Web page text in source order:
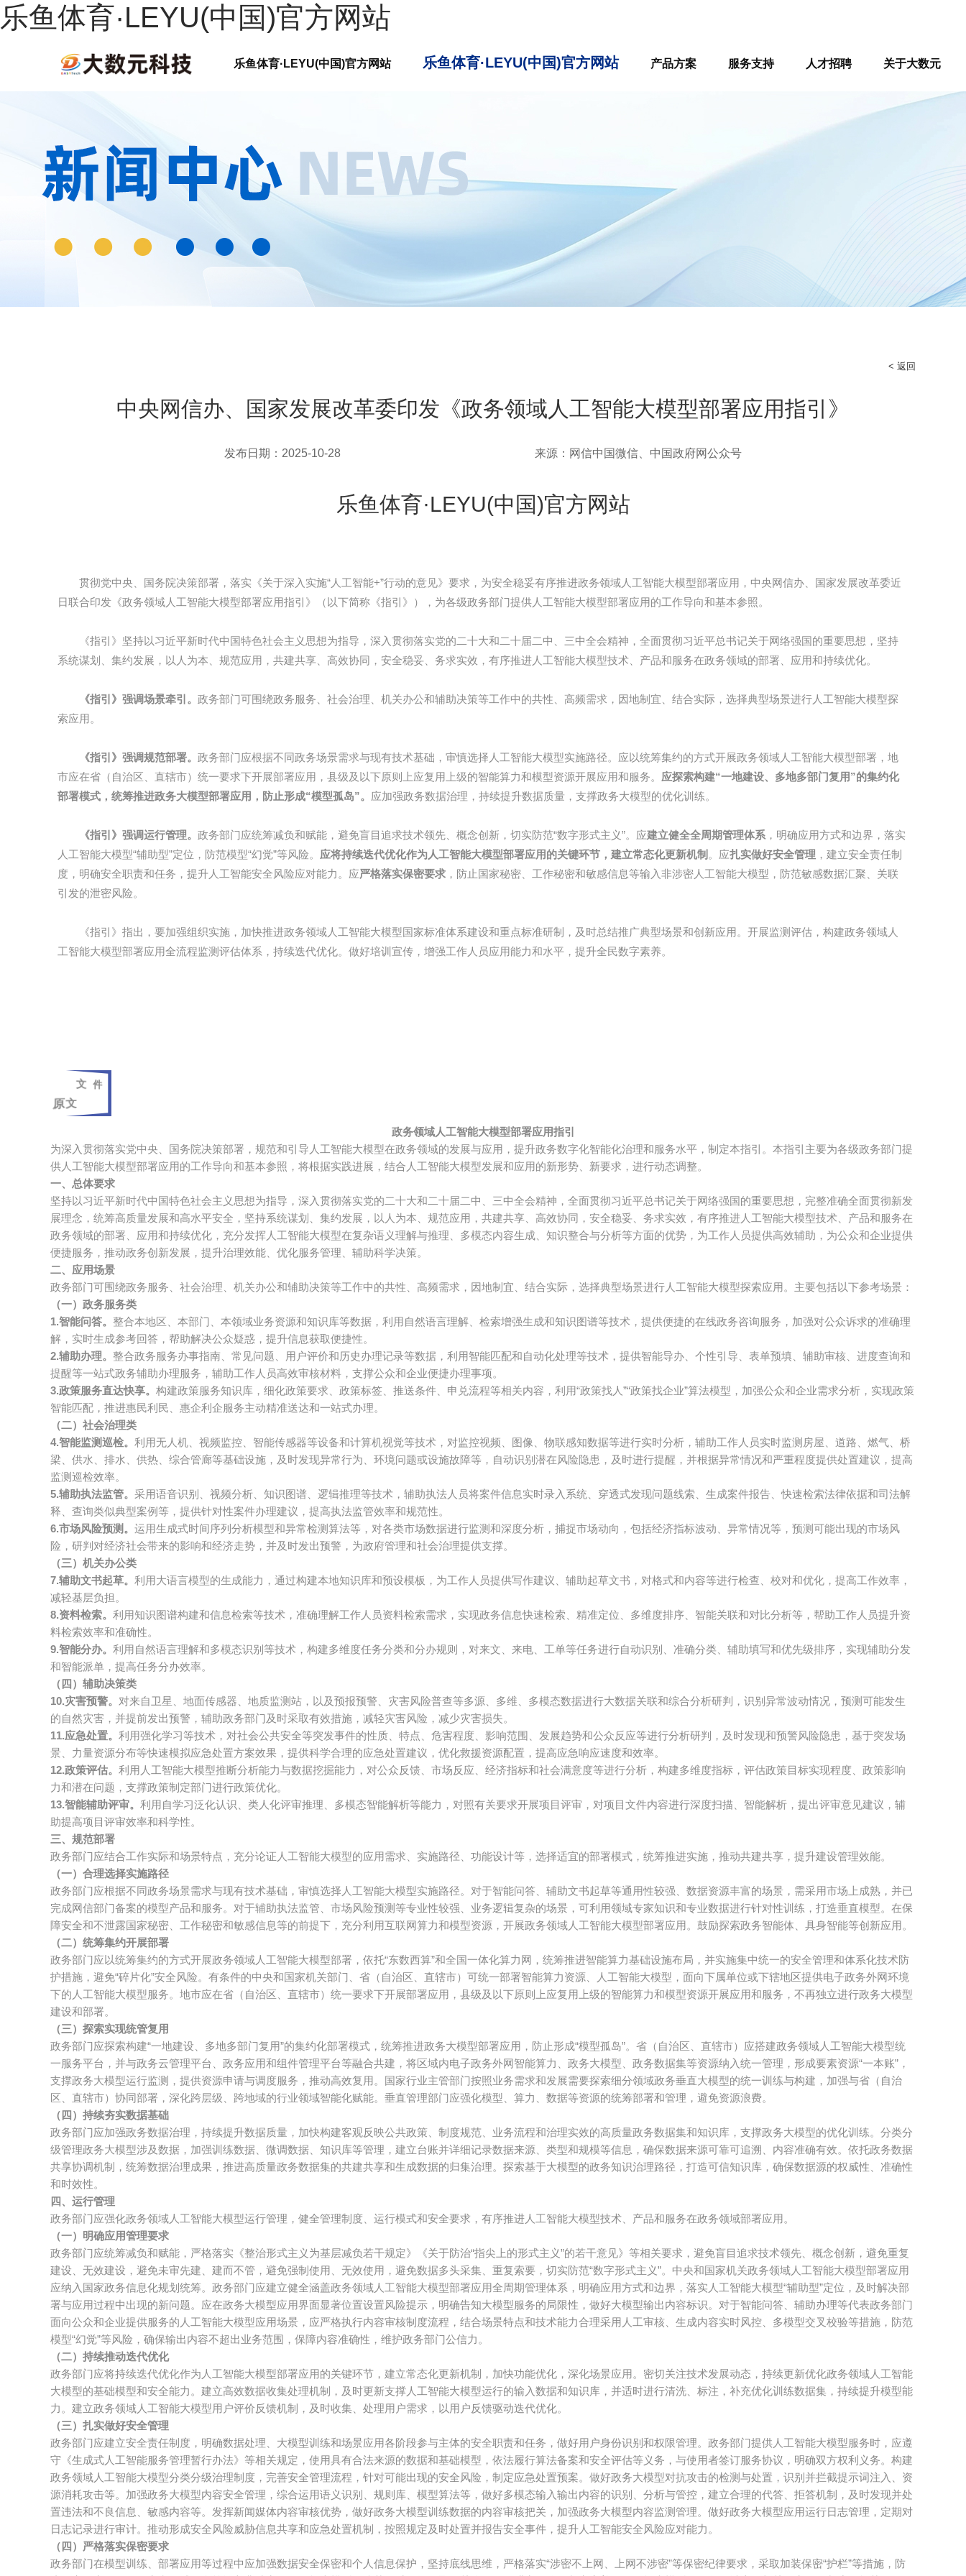
乐鱼体育·LEYU(中国)官方网站
乐鱼体育·LEYU(中国)官方网站 乐鱼体育·LEYU(中国)官方网站 产品方案 服务支持 人才招聘 关于大数元
< 返回
中央网信办、国家发展改革委印发《政务领域人工智能大模型部署应用指引》
发布日期：2025-10-28 来源：网信中国微信、中国政府网公众号
乐鱼体育·LEYU(中国)官方网站
贯彻党中央、国务院决策部署，落实《关于深入实施“人工智能+”行动的意见》要求，为安全稳妥有序推进政务领域人工智能大模型部署应用，中央网信办、国家发展改革委近
日联合印发《政务领域人工智能大模型部署应用指引》（以下简称《指引》），为各级政务部门提供人工智能大模型部署应用的工作导向和基本参照。
《指引》坚持以习近平新时代中国特色社会主义思想为指导，深入贯彻落实党的二十大和二十届二中、三中全会精神，全面贯彻习近平总书记关于网络强国的重要思想，坚持
系统谋划、集约发展，以人为本、规范应用，共建共享、高效协同，安全稳妥、务求实效，有序推进人工智能大模型技术、产品和服务在政务领域的部署、应用和持续优化。
《指引》强调场景牵引。 政务部门可围绕政务服务、社会治理、机关办公和辅助决策等工作中的共性、高频需求，因地制宜、结合实际，选择典型场景进行人工智能大模型探
索应用。
《指引》强调规范部署。 政务部门应根据不同政务场景需求与现有技术基础，审慎选择人工智能大模型实施路径。应以统筹集约的方式开展政务领域人工智能大模型部署，地
市应在省（自治区、直辖市）统一要求下开展部署应用，县级及以下原则上应复用上级的智能算力和模型资源开展应用和服务。 应探索构建“一地建设、多地多部门复用”的集约化
部署模式，统筹推进政务大模型部署应用，防止形成“模型孤岛”。 应加强政务数据治理，持续提升数据质量，支撑政务大模型的优化训练。
《指引》强调运行管理。 政务部门应统筹减负和赋能，避免盲目追求技术领先、概念创新，切实防范“数字形式主义”。应建立健全全周期管理体系 ，明确应用方式和边界，落实
人工智能大模型“辅助型”定位，防范模型“幻觉”等风险。 应将持续迭代优化作为人工智能大模型部署应用的关键环节，建立常态化更新机制 。应扎实做好安全管理 ，建立安全责任制
度，明确安全职责和任务，提升人工智能安全风险应对能力。应严格落实保密要求 ，防止国家秘密、工作秘密和敏感信息等输入非涉密人工智能大模型，防范敏感数据汇聚、关联
引发的泄密风险。
《指引》指出，要加强组织实施，加快推进政务领域人工智能大模型国家标准体系建设和重点标准研制，及时总结推广典型场景和创新应用。开展监测评估，构建政务领域人
工智能大模型部署应用全流程监测评估体系，持续迭代优化。做好培训宣传，增强工作人员应用能力和水平，提升全民数字素养。
文件
原文
政务领域人工智能大模型部署应用指引
为深入贯彻落实党中央、国务院决策部署，规范和引导人工智能大模型在政务领域的发展与应用，提升政务数字化智能化治理和服务水平，制定本指引。本指引主要为各级政务部门提
供人工智能大模型部署应用的工作导向和基本参照，将根据实践进展，结合人工智能大模型发展和应用的新形势、新要求，进行动态调整。
一、总体要求
坚持以习近平新时代中国特色社会主义思想为指导，深入贯彻落实党的二十大和二十届二中、三中全会精神，全面贯彻习近平总书记关于网络强国的重要思想，完整准确全面贯彻新发
展理念，统筹高质量发展和高水平安全，坚持系统谋划、集约发展，以人为本、规范应用，共建共享、高效协同，安全稳妥、务求实效，有序推进人工智能大模型技术、产品和服务在
政务领域的部署、应用和持续优化，充分发挥人工智能大模型在复杂语义理解与推理、多模态内容生成、知识整合与分析等方面的优势，为工作人员提供高效辅助，为公众和企业提供
便捷服务，推动政务创新发展，提升治理效能、优化服务管理、辅助科学决策。
二、应用场景
政务部门可围绕政务服务、社会治理、机关办公和辅助决策等工作中的共性、高频需求，因地制宜、结合实际，选择典型场景进行人工智能大模型探索应用。主要包括以下参考场景：
（一）政务服务类
1.智能问答。 整合本地区、本部门、本领域业务资源和知识库等数据，利用自然语言理解、检索增强生成和知识图谱等技术，提供便捷的在线政务咨询服务，加强对公众诉求的准确理
解，实时生成参考回答，帮助解决公众疑惑，提升信息获取便捷性。
2.辅助办理。 整合政务服务办事指南、常见问题、用户评价和历史办理记录等数据，利用智能匹配和自动化处理等技术，提供智能导办、个性引导、表单预填、辅助审核、进度查询和
提醒等一站式政务辅助办理服务，辅助工作人员高效审核材料，支撑公众和企业便捷办理事项。
3.政策服务直达快享。 构建政策服务知识库，细化政策要求、政策标签、推送条件、申兑流程等相关内容，利用“政策找人”“政策找企业”算法模型，加强公众和企业需求分析，实现政策
智能匹配，推进惠民利民、惠企利企服务主动精准送达和一站式办理。
（二）社会治理类
4.智能监测巡检。 利用无人机、视频监控、智能传感器等设备和计算机视觉等技术，对监控视频、图像、物联感知数据等进行实时分析，辅助工作人员实时监测房屋、道路、燃气、桥
梁、供水、排水、供热、综合管廊等基础设施，及时发现异常行为、环境问题或设施故障等，自动识别潜在风险隐患，及时进行提醒，并根据异常情况和严重程度提供处置建议，提高
监测巡检效率。
5.辅助执法监管。 采用语音识别、视频分析、知识图谱、逻辑推理等技术，辅助执法人员将案件信息实时录入系统、穿透式发现问题线索、生成案件报告、快速检索法律依据和司法解
释、查询类似典型案例等，提供针对性案件办理建议，提高执法监管效率和规范性。
6.市场风险预测。 运用生成式时间序列分析模型和异常检测算法等，对各类市场数据进行监测和深度分析，捕捉市场动向，包括经济指标波动、异常情况等，预测可能出现的市场风
险，研判对经济社会带来的影响和经济走势，并及时发出预警，为政府管理和社会治理提供支撑。
（三）机关办公类
7.辅助文书起草。 利用大语言模型的生成能力，通过构建本地知识库和预设模板，为工作人员提供写作建议、辅助起草文书，对格式和内容等进行检查、校对和优化，提高工作效率，
减轻基层负担。
8.资料检索。 利用知识图谱构建和信息检索等技术，准确理解工作人员资料检索需求，实现政务信息快速检索、精准定位、多维度排序、智能关联和对比分析等，帮助工作人员提升资
料检索效率和准确性。
9.智能分办。 利用自然语言理解和多模态识别等技术，构建多维度任务分类和分办规则，对来文、来电、工单等任务进行自动识别、准确分类、辅助填写和优先级排序，实现辅助分发
和智能派单，提高任务分办效率。
（四）辅助决策类
10.灾害预警。 对来自卫星、地面传感器、地质监测站，以及预报预警、灾害风险普查等多源、多维、多模态数据进行大数据关联和综合分析研判，识别异常波动情况，预测可能发生
的自然灾害，并提前发出预警，辅助政务部门及时采取有效措施，减轻灾害风险，减少灾害损失。
11.应急处置。 利用强化学习等技术，对社会公共安全等突发事件的性质、特点、危害程度、影响范围、发展趋势和公众反应等进行分析研判，及时发现和预警风险隐患，基于突发场
景、力量资源分布等快速模拟应急处置方案效果，提供科学合理的应急处置建议，优化救援资源配置，提高应急响应速度和效率。
12.政策评估。 利用人工智能大模型推断分析能力与数据挖掘能力，对公众反馈、市场反应、经济指标和社会满意度等进行分析，构建多维度指标，评估政策目标实现程度、政策影响
力和潜在问题，支撑政策制定部门进行政策优化。
13.智能辅助评审。 利用自学习泛化认识、类人化评审推理、多模态智能解析等能力，对照有关要求开展项目评审，对项目文件内容进行深度扫描、智能解析，提出评审意见建议，辅
助提高项目评审效率和科学性。
三、规范部署
政务部门应结合工作实际和场景特点，充分论证人工智能大模型的应用需求、实施路径、功能设计等，选择适宜的部署模式，统筹推进实施，推动共建共享，提升建设管理效能。
（一）合理选择实施路径
政务部门应根据不同政务场景需求与现有技术基础，审慎选择人工智能大模型实施路径。对于智能问答、辅助文书起草等通用性较强、数据资源丰富的场景，需采用市场上成熟，并已
完成网信部门备案的模型产品和服务。对于辅助执法监管、市场风险预测等专业性较强、业务逻辑复杂的场景，可利用领域专家知识和专业数据进行针对性训练，打造垂直模型。在保
障安全和不泄露国家秘密、工作秘密和敏感信息等的前提下，充分利用互联网算力和模型资源，开展政务领域人工智能大模型部署应用。鼓励探索政务智能体、具身智能等创新应用。
（二）统筹集约开展部署
政务部门应以统筹集约的方式开展政务领域人工智能大模型部署，依托“东数西算”和全国一体化算力网，统筹推进智能算力基础设施布局，并实施集中统一的安全管理和体系化技术防
护措施，避免“碎片化”安全风险。有条件的中央和国家机关部门、省（自治区、直辖市）可统一部署智能算力资源、人工智能大模型，面向下属单位或下辖地区提供电子政务外网环境
下的人工智能大模型服务。地市应在省（自治区、直辖市）统一要求下开展部署应用，县级及以下原则上应复用上级的智能算力和模型资源开展应用和服务，不再独立进行政务大模型
建设和部署。
（三）探索实现统管复用
政务部门应探索构建“一地建设、多地多部门复用”的集约化部署模式，统筹推进政务大模型部署应用，防止形成“模型孤岛”。省（自治区、直辖市）应搭建政务领域人工智能大模型统
一服务平台，并与政务云管理平台、政务应用和组件管理平台等融合共建，将区域内电子政务外网智能算力、政务大模型、政务数据集等资源纳入统一管理，形成要素资源“一本账”，
支撑政务大模型运行监测，提供资源申请与调度服务，推动高效复用。国家行业主管部门按照业务需求和发展需要探索细分领域政务垂直大模型的统一训练与构建，加强与省（自治
区、直辖市）协同部署，深化跨层级、跨地域的行业领域智能化赋能。垂直管理部门应强化模型、算力、数据等资源的统筹部署和管理，避免资源浪费。
（四）持续夯实数据基础
政务部门应加强政务数据治理，持续提升数据质量，加快构建客观反映公共政策、制度规范、业务流程和治理实效的高质量政务数据集和知识库，支撑政务大模型的优化训练。分类分
级管理政务大模型涉及数据，加强训练数据、微调数据、知识库等管理，建立台账并详细记录数据来源、类型和规模等信息，确保数据来源可靠可追溯、内容准确有效。依托政务数据
共享协调机制，统筹数据治理成果，推进高质量政务数据集的共建共享和生成数据的归集治理。探索基于大模型的政务知识治理路径，打造可信知识库，确保数据源的权威性、准确性
和时效性。
四、运行管理
政务部门应强化政务领域人工智能大模型运行管理，健全管理制度、运行模式和安全要求，有序推进人工智能大模型技术、产品和服务在政务领域部署应用。
（一）明确应用管理要求
政务部门应统筹减负和赋能，严格落实《整治形式主义为基层减负若干规定》《关于防治“指尖上的形式主义”的若干意见》等相关要求，避免盲目追求技术领先、概念创新，避免重复
建设、无效建设，避免未审先建、建而不管，避免强制使用、无效使用，避免数据多头采集、重复索要，切实防范“数字形式主义”。中央和国家机关政务领域人工智能大模型部署应用
应纳入国家政务信息化规划统筹。政务部门应建立健全涵盖政务领域人工智能大模型部署应用全周期管理体系，明确应用方式和边界，落实人工智能大模型“辅助型”定位，及时解决部
署与应用过程中出现的新问题。应在政务大模型应用界面显著位置设置风险提示，明确告知大模型服务的局限性，做好大模型输出内容标识。对于智能问答、辅助办理等代表政务部门
面向公众和企业提供服务的人工智能大模型应用场景，应严格执行内容审核制度流程，结合场景特点和技术能力合理采用人工审核、生成内容实时风控、多模型交叉校验等措施，防范
模型“幻觉”等风险，确保输出内容不超出业务范围，保障内容准确性，维护政务部门公信力。
（二）持续推动迭代优化
政务部门应将持续迭代优化作为人工智能大模型部署应用的关键环节，建立常态化更新机制，加快功能优化，深化场景应用。密切关注技术发展动态，持续更新优化政务领域人工智能
大模型的基础模型和安全能力。建立高效数据收集处理机制，及时更新支撑人工智能大模型运行的输入数据和知识库，并适时进行清洗、标注，补充优化训练数据集，持续提升模型能
力。建立政务领域人工智能大模型用户评价反馈机制，及时收集、处理用户需求，以用户反馈驱动迭代优化。
（三）扎实做好安全管理
政务部门应建立安全责任制度，明确数据处理、大模型训练和场景应用各阶段参与主体的安全职责和任务，做好用户身份识别和权限管理。政务部门提供人工智能大模型服务时，应遵
守《生成式人工智能服务管理暂行办法》等相关规定，使用具有合法来源的数据和基础模型，依法履行算法备案和安全评估等义务，与使用者签订服务协议，明确双方权利义务。构建
政务领域人工智能大模型分类分级治理制度，完善安全管理流程，针对可能出现的安全风险，制定应急处置预案。做好政务大模型对抗攻击的检测与处置，识别并拦截提示词注入、资
源消耗攻击等。加强政务大模型内容安全管理，综合运用语义识别、规则库、模型算法等，做好多模态输入输出内容的识别、分析与管控，建立合理的代答、拒答机制，及时发现并处
置违法和不良信息、敏感内容等。发挥新闻媒体内容审核优势，做好政务大模型训练数据的内容审核把关，加强政务大模型内容监测管理。做好政务大模型应用运行日志管理，定期对
日志记录进行审计。推动形成安全风险威胁信息共享和应急处置机制，按照规定及时处置并报告安全事件，提升人工智能安全风险应对能力。
（四）严格落实保密要求
政务部门在模型训练、部署应用等过程中应加强数据安全保密和个人信息保护，坚持底线思维，严格落实“涉密不上网、上网不涉密”等保密纪律要求，采取加装保密“护栏”等措施，防